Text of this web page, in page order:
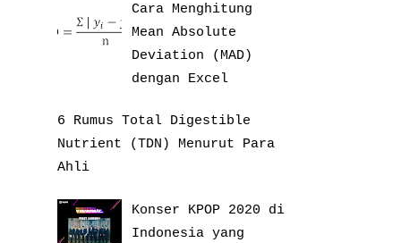
Cara Menghitung
Mean Absolute
Deviation (MAD)
dengan Excel
6 Rumus Total Digestible
Nutrient (TDN) Menurut Para
Ahli
Konser KPOP 2020 di
Indonesia yang